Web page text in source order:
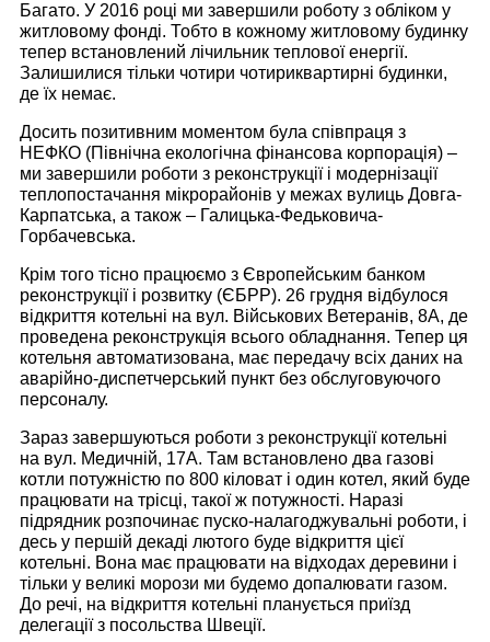
Багато. У 2016 році ми завершили роботу з обліком у
житловому фонді. Тобто в кожному житловому будинку
тепер встановлений лічильник теплової енергії.
Залишилися тільки чотири чотириквартирні будинки,
де їх немає.
Досить позитивним моментом була співпраця з
НЕФКО (Північна екологічна фінансова корпорація) –
ми завершили роботи з реконструкції і модернізації
теплопостачання мікрорайонів у межах вулиць Довга-
Карпатська, а також – Галицька-Федьковича-
Горбачевська.
Крім того тісно працюємо з Європейським банком
реконструкції і розвитку (ЄБРР). 26 грудня відбулося
відкриття котельні на вул. Військових Ветеранів, 8А, де
проведена реконструкція всього обладнання. Тепер ця
котельня автоматизована, має передачу всіх даних на
аварійно-диспетчерський пункт без обслуговуючого
персоналу.
Зараз завершуються роботи з реконструкції котельні
на вул. Медичній, 17А. Там встановлено два газові
котли потужністю по 800 кіловат і один котел, який буде
працювати на трісці, такої ж потужності. Наразі
підрядник розпочинає пуско-налагоджувальні роботи, і
десь у першій декаді лютого буде відкриття цієї
котельні. Вона має працювати на відходах деревини і
тільки у великі морози ми будемо допалювати газом.
До речі, на відкриття котельні планується приїзд
делегації з посольства Швеції.